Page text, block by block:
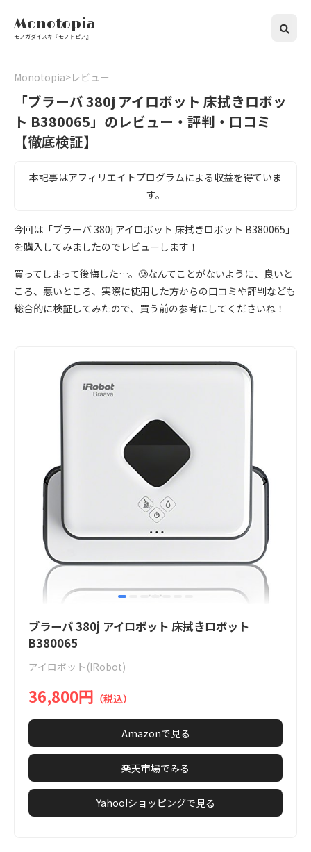
Monotopia
モノガダイスキ『モノトピア』
Monotopia レビュー
「ブラーバ 380j アイロボット 床拭きロボッ
ト B380065」のレビュー・評判・口コミ
【徹底検証】
本記事はアフィリエイトプログラムによる収益を得ていま
す。
今回は「ブラーバ 380j アイロボット 床拭きロボット B380065」
を購入してみましたのでレビューします！
買ってしまって後悔した…。🥲なんてことがないように、良いと
ころ、悪いところ、実際に使用した方からの口コミや評判なども
総合的に検証してみたので、買う前の参考にしてくださいね！
item
1
of
7
ブラーバ 380j アイロボット 床拭きロボット
B380065
アイロボット(IRobot)
36,800円 （税込）
Amazonで見る
楽天市場でみる
Yahoo!ショッピングで見る